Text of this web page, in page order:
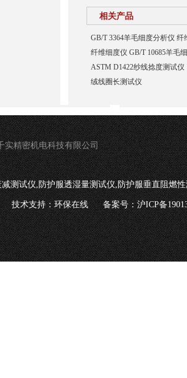
相关产品
GB/T 3364羊毛细度分析仪 纤
纤维细度仪 GB/T 10685羊毛
ASTM D1422纱线捻度测试仪
绒线圈长测试仪
实精密机电科技有限公司
测试仪,防护服透湿量测试仪,防护服垂直阻燃
技术支持：环保在线 备案号：沪ICP备